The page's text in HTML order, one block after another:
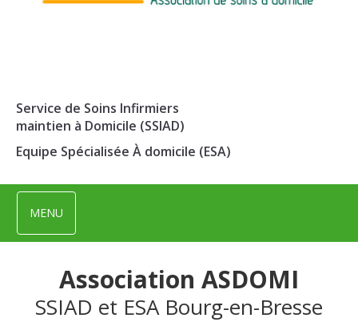
Service de Soins Infirmiers
maintien à Domicile (SSIAD)
Equipe Spécialisée À domicile (ESA)
MENU
Association ASDOMI
SSIAD et ESA Bourg-en-Bresse